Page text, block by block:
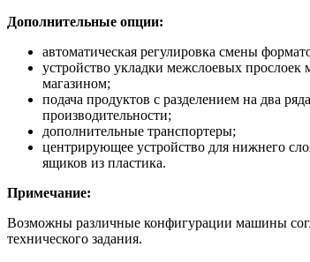
Дополнительные опции:
автоматическая регулировка смены
устройство укладки межслоевых прослоек
магазином;
подача продуктов с разделением на два
производительности;
дополнительные транспортеры;
центрирующее устройство для нижнего
ящиков из пластика.
Примечание:
Возможны различные конфигурации машины
технического задания.